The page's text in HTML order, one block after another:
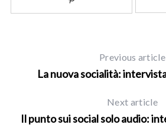
Previous article
La nuova socialità:
Next article
Il punto sui social solo audio: